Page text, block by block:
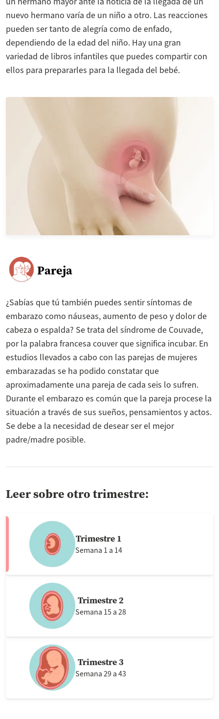
nuevo hermano varía de un niño a otro. Las reacciones
pueden ser tanto de alegría como de enfado,
dependiendo de la edad del niño. Hay una gran
variedad de libros infantiles que puedes compartir con
ellos para prepararles para la llegada del bebé.
Pareja
¿Sabías que tú también puedes sentir síntomas de
embarazo como náuseas, aumento de peso y dolor de
cabeza o espalda? Se trata del síndrome de Couvade,
por la palabra francesa couver que significa incubar. En
estudios llevados a cabo con las parejas de mujeres
embarazadas se ha podido constatar que
aproximadamente una pareja de cada seis lo sufren.
Durante el embarazo es común que la pareja procese la
situación a través de sus sueños, pensamientos y actos.
Se debe a la necesidad de desear ser el mejor
padre/madre posible.
Leer sobre otro trimestre:
Trimestre 1
Semana 1 a 14
Trimestre 2
Semana 15 a 28
Trimestre 3
Semana 29 a 43